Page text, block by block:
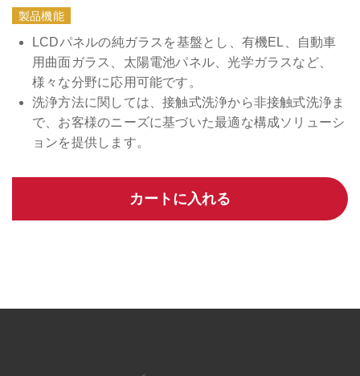
製品機能
LCDパネルの純ガラスを基盤とし、有機EL、自動車
用曲面ガラス、太陽電池パネル、光学ガラスなど、
様々な分野に応用可能です。
洗浄方法に関しては、接触式洗浄から非接触式洗浄ま
で、お客様のニーズに基づいた最適な構成ソリューシ
ョンを提供します。
カートに入れる